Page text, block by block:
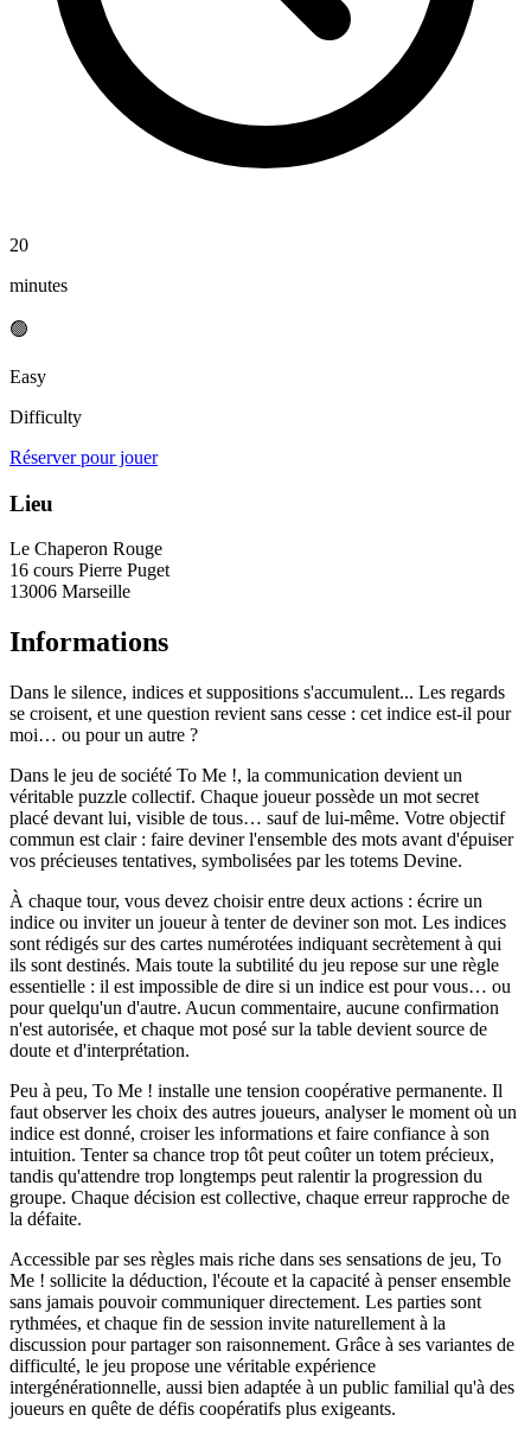
20
minutes
🟢
Easy
Difficulty
Réserver pour jouer
Lieu
Le Chaperon Rouge
16 cours Pierre Puget
13006 Marseille
Informations
Dans le silence, indices et suppositions s'accumulent... Les regards
se croisent, et une question revient sans cesse : cet indice est-il pour
moi… ou pour un autre ?
Dans le jeu de société To Me !, la communication devient un
véritable puzzle collectif. Chaque joueur possède un mot secret
placé devant lui, visible de tous… sauf de lui-même. Votre objectif
commun est clair : faire deviner l'ensemble des mots avant d'épuiser
vos précieuses tentatives, symbolisées par les totems Devine.
À chaque tour, vous devez choisir entre deux actions : écrire un
indice ou inviter un joueur à tenter de deviner son mot. Les indices
sont rédigés sur des cartes numérotées indiquant secrètement à qui
ils sont destinés. Mais toute la subtilité du jeu repose sur une règle
essentielle : il est impossible de dire si un indice est pour vous… ou
pour quelqu'un d'autre. Aucun commentaire, aucune confirmation
n'est autorisée, et chaque mot posé sur la table devient source de
doute et d'interprétation.
Peu à peu, To Me ! installe une tension coopérative permanente. Il
faut observer les choix des autres joueurs, analyser le moment où un
indice est donné, croiser les informations et faire confiance à son
intuition. Tenter sa chance trop tôt peut coûter un totem précieux,
tandis qu'attendre trop longtemps peut ralentir la progression du
groupe. Chaque décision est collective, chaque erreur rapproche de
la défaite.
Accessible par ses règles mais riche dans ses sensations de jeu, To
Me ! sollicite la déduction, l'écoute et la capacité à penser ensemble
sans jamais pouvoir communiquer directement. Les parties sont
rythmées, et chaque fin de session invite naturellement à la
discussion pour partager son raisonnement. Grâce à ses variantes de
difficulté, le jeu propose une véritable expérience
intergénérationnelle, aussi bien adaptée à un public familial qu'à des
joueurs en quête de défis coopératifs plus exigeants.